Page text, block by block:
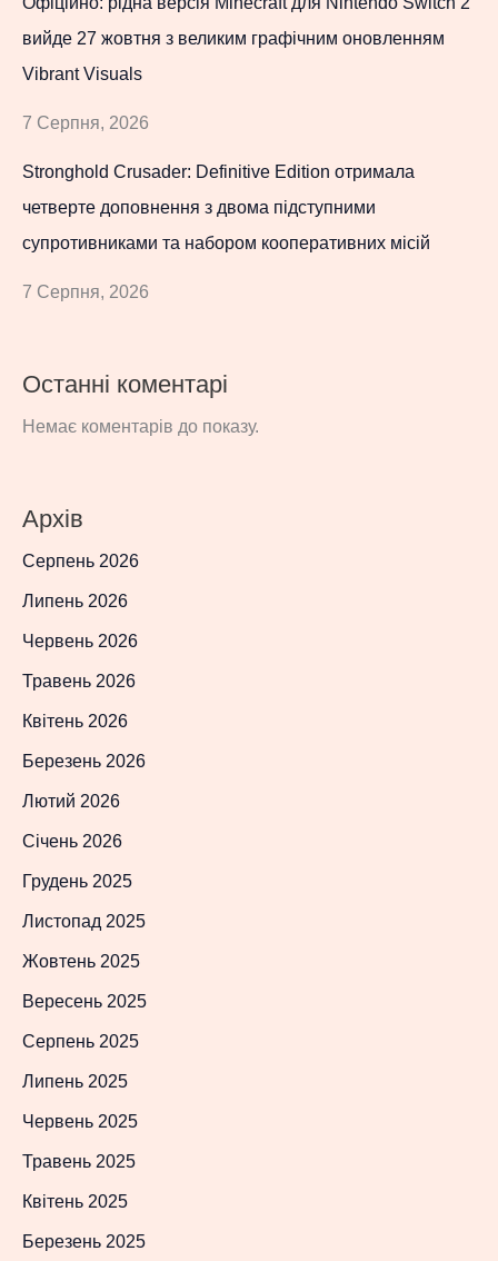
вийде 27 жовтня з великим графічним оновленням
Vibrant Visuals
7 Серпня, 2026
Stronghold Crusader: Definitive Edition отримала
четверте доповнення з двома підступними
супротивниками та набором кооперативних місій
7 Серпня, 2026
Останні коментарі
Немає коментарів до показу.
Архів
Серпень 2026
Липень 2026
Червень 2026
Травень 2026
Квітень 2026
Березень 2026
Лютий 2026
Січень 2026
Грудень 2025
Листопад 2025
Жовтень 2025
Вересень 2025
Серпень 2025
Липень 2025
Червень 2025
Травень 2025
Квітень 2025
Березень 2025